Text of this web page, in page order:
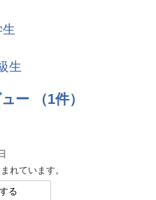
生
ー （1件）
れています。
る